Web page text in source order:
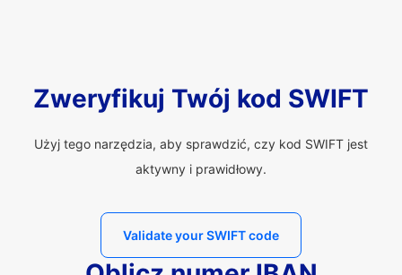
Zweryfikuj Twój kod SWIFT
Użyj tego narzędzia, aby sprawdzić, czy kod SWIFT jest
aktywny i prawidłowy.
Validate your SWIFT code